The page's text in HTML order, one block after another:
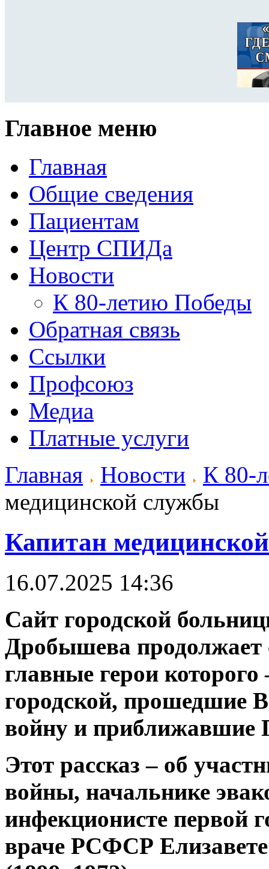
Главное меню
Главная
Общие сведения
Пациентам
Центр СПИДа
Новости
К 80-летию Победы
Обратная связь
Ссылки
Профсоюз
Медиа
Платные услуги
Главная
Новости
К 80-
медицинской службы
Капитан
16.07.2025 14:36
Сайт городской
Дробышева продолжает
главные герои
городской, прошедшие
войну и приближавшие
Этот рассказ – об
войны, начальнике
инфекционисте первой
враче РСФСР